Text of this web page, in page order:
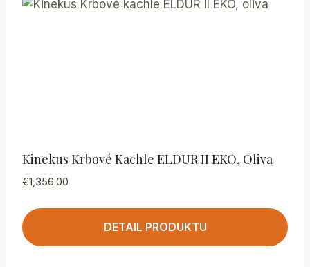
Kinekus Krbové Kachle ELDUR II EKO, Oliva
€1,356.00
DETAIL PRODUKTU